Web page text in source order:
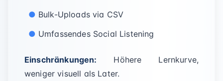
Bulk-Uploads via CSV
Umfassendes Social Listening
Einschränkungen: Höhere Lernkurve,
weniger visuell als Later.